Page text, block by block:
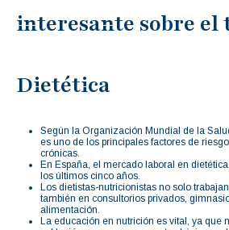
interesante sobre el
Dietética
Según la Organización Mundial de la
es uno de los principales factores de
crónicas.
En España, el mercado laboral en
los últimos cinco años.
Los dietistas-nutricionistas no solo
también en consultorios privados,
alimentación.
La educación en nutrición es vital, ya que